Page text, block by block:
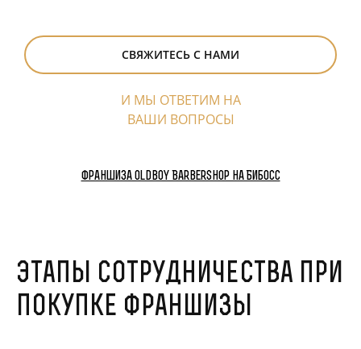
СВЯЖИТЕСЬ С НАМИ
И МЫ ОТВЕТИМ НА
ВАШИ ВОПРОСЫ
Франшиза Oldboy Barbershop на Бибосс
Этапы сотрудничества при
покупке франшизы